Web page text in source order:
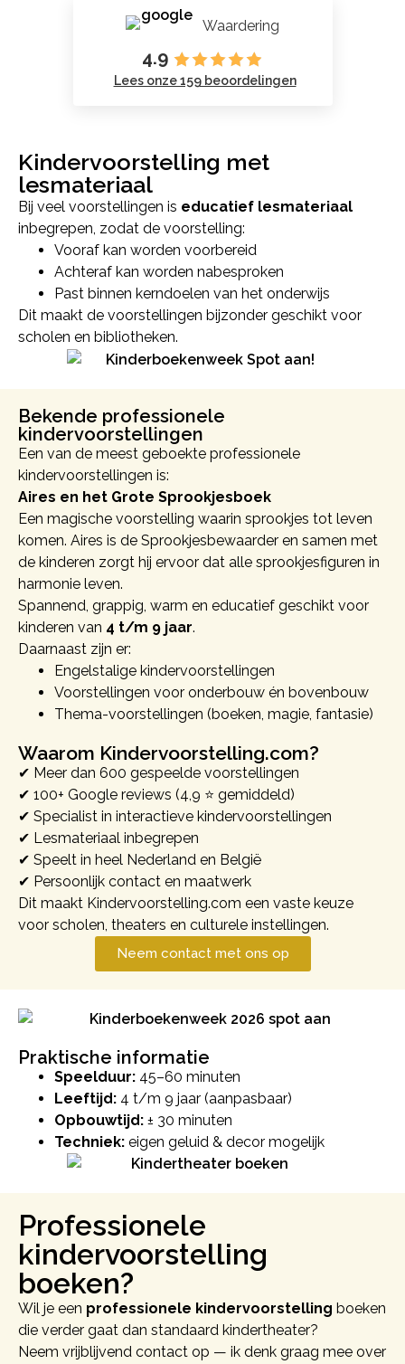
Waardering
4.9
Lees onze 159 beoordelingen
Kindervoorstelling met
lesmateriaal
Bij veel voorstellingen is educatief lesmateriaal
inbegrepen, zodat de voorstelling:
Vooraf kan worden voorbereid
Achteraf kan worden nabesproken
Past binnen kerndoelen van het onderwijs
Dit maakt de voorstellingen bijzonder geschikt voor
scholen en bibliotheken.
Bekende professionele
kindervoorstellingen
Een van de meest geboekte professionele
kindervoorstellingen is:
Aires en het Grote Sprookjesboek
Een magische voorstelling waarin sprookjes tot leven
komen. Aires is de Sprookjesbewaarder en samen met
de kinderen zorgt hij ervoor dat alle sprookjesfiguren in
harmonie leven.
Spannend, grappig, warm en educatief geschikt voor
kinderen van 4 t/m 9 jaar.
Daarnaast zijn er:
Engelstalige kindervoorstellingen
Voorstellingen voor onderbouw én bovenbouw
Thema-voorstellingen (boeken, magie, fantasie)
Waarom Kindervoorstelling.com?
✔ Meer dan 600 gespeelde voorstellingen
✔ 100+ Google reviews (4,9 ⭐ gemiddeld)
✔ Specialist in interactieve kindervoorstellingen
✔ Lesmateriaal inbegrepen
✔ Speelt in heel Nederland en België
✔ Persoonlijk contact en maatwerk
Dit maakt Kindervoorstelling.com een vaste keuze
voor scholen, theaters en culturele instellingen.
Neem contact met ons op
Praktische informatie
Speelduur: 45–60 minuten
Leeftijd: 4 t/m 9 jaar (aanpasbaar)
Opbouwtijd: ± 30 minuten
Techniek: eigen geluid & decor mogelijk
Professionele
kindervoorstelling
boeken?
Wil je een professionele kindervoorstelling boeken
die verder gaat dan standaard kindertheater?
Neem vrijblijvend contact op — ik denk graag mee over